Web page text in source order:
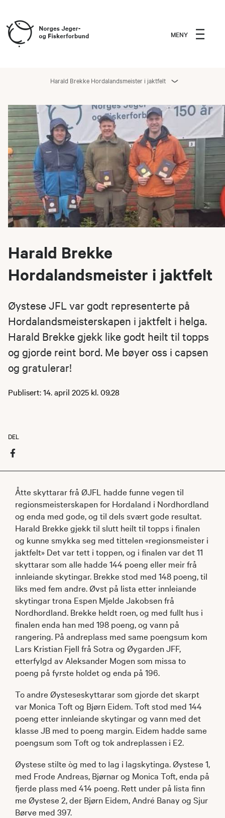
MENY
Harald Brekke Hordalandsmeister i jaktfelt
Harald Brekke
Hordalandsmeister i jaktfelt
Øystese JFL var godt representerte på
Hordalandsmeisterskapen i jaktfelt i helga.
Harald Brekke gjekk like godt heilt til topps
og gjorde reint bord. Me bøyer oss i capsen
og gratulerar!
Publisert: 14. april 2025 kl. 09.28
DEL
Åtte skyttarar frå ØJFL hadde funne vegen til
regionsmeisterskapen for Hordaland i Nordhordland
og enda med gode, og til dels svært gode resultat.
Harald Brekke gjekk til slutt heilt til topps i finalen
og kunne smykka seg med tittelen «regionsmeister i
jaktfelt» Det var tett i toppen, og i finalen var det 11
skyttarar som alle hadde 144 poeng eller meir frå
innleiande skytingar. Brekke stod med 148 poeng, til
liks med fem andre. Øvst på lista etter innleiande
skytingar trona Espen Mjelde Jakobsen frå
Nordhordland. Brekke heldt roen, og med fullt hus i
finalen enda han med 198 poeng, og vann på
rangering. På andreplass med same poengsum kom
Lars Kristian Fjell frå Sotra og Øygarden JFF,
etterfylgd av Aleksander Mogen som missa to
poeng på fyrste holdet og enda på 196.
To andre Øysteseskyttarar som gjorde det skarpt
var Monica Toft og Bjørn Eidem. Toft stod med 144
poeng etter innleiande skytingar og vann med det
klasse JB med to poeng margin. Eidem hadde same
poengsum som Toft og tok andreplassen i E2.
Øystese stilte òg med to lag i lagskytinga. Øystese 1,
med Frode Andreas, Bjørnar og Monica Toft, enda på
fjerde plass med 414 poeng. Rett under på lista finn
me Øystese 2, der Bjørn Eidem, André Banay og Sjur
Børve med 397.